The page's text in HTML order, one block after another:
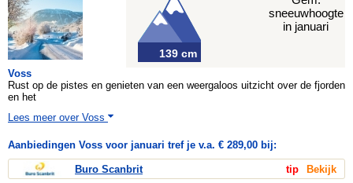
Voss
Rust op de pistes en genieten van een weergaloos uitzicht over de fjorden
en het
Lees meer over Voss
139 cm
sneeuwhoogte
in januari
Aanbiedingen Voss voor januari tref je v.a. € 289,00 bij:
Buro Scanbrit tip Bekijk